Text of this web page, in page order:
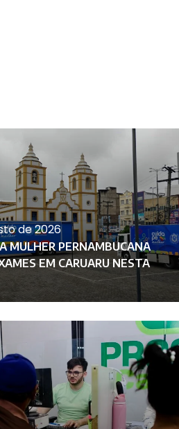
de 2026
MULHER PERNAMBUCANA
EM CARUARU NESTA